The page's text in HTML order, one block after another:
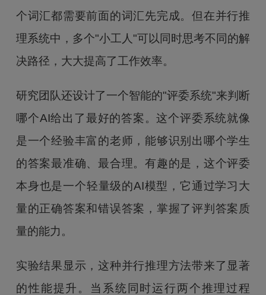
个词汇都需要前面的词汇先完成。但在并行推
理系统中，多个"小工人"可以同时思考不同的解
决路径，大大提高了工作效率。
研究团队还设计了一个智能的"评委系统"来判断
哪个AI给出了最好的答案。这个评委系统就像
是一个经验丰富的老师，能够识别出哪个学生
的答案最准确、最合理。有趣的是，这个评委
本身也是一个轻量级的AI模型，它通过学习大
量的正确答案和错误答案，掌握了评判答案质
量的能力。
实验结果显示，这种并行推理方法带来了显著
的性能提升。当系统同时运行两个推理过程